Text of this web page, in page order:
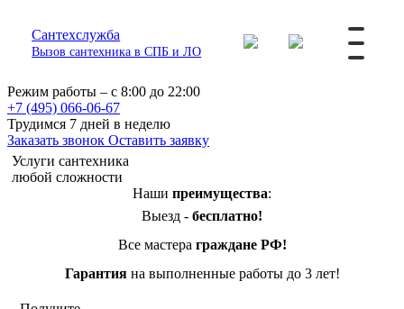
Сантехслужба
Вызов сантехника в СПБ и ЛО
Режим работы – с 8:00 до 22:00
+7 (495) 066-06-67
Трудимся 7 дней в неделю
Заказать звонок Оставить заявку
Услуги сантехника
любой сложности
Наши преимущества:
Выезд - бесплатно!
Все мастера граждане РФ!
Гарантияна выполненные работы до 3 лет!